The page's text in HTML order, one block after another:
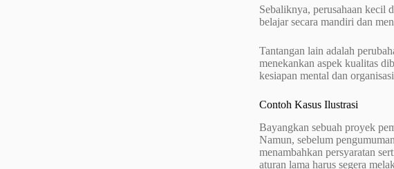
Sebaliknya, perusahaan kecil
belajar secara mandiri dan
Tantangan lain adalah
menekankan aspek kualitas
kesiapan mental dan
Contoh Kasus Ilustrasi
Bayangkan sebuah proyek
Namun, sebelum
menambahkan persyaratan
aturan lama harus segera